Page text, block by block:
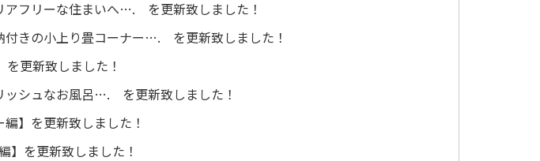
アフリーな住まいへ…. を更新致しました！
付きの小上り畳コーナー…. を更新致しました！
更新致しました！
ッシュなお風呂…. を更新致しました！
】を更新致しました！
】を更新致しました！